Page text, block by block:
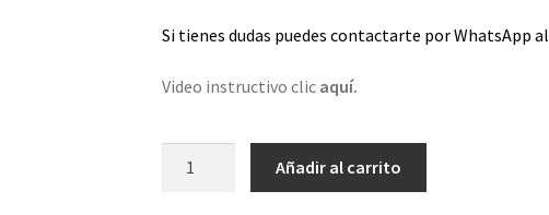
Si tienes dudas puedes contactarte por WhatsApp al
Video instructivo clic aquí.
Añadir al carrito